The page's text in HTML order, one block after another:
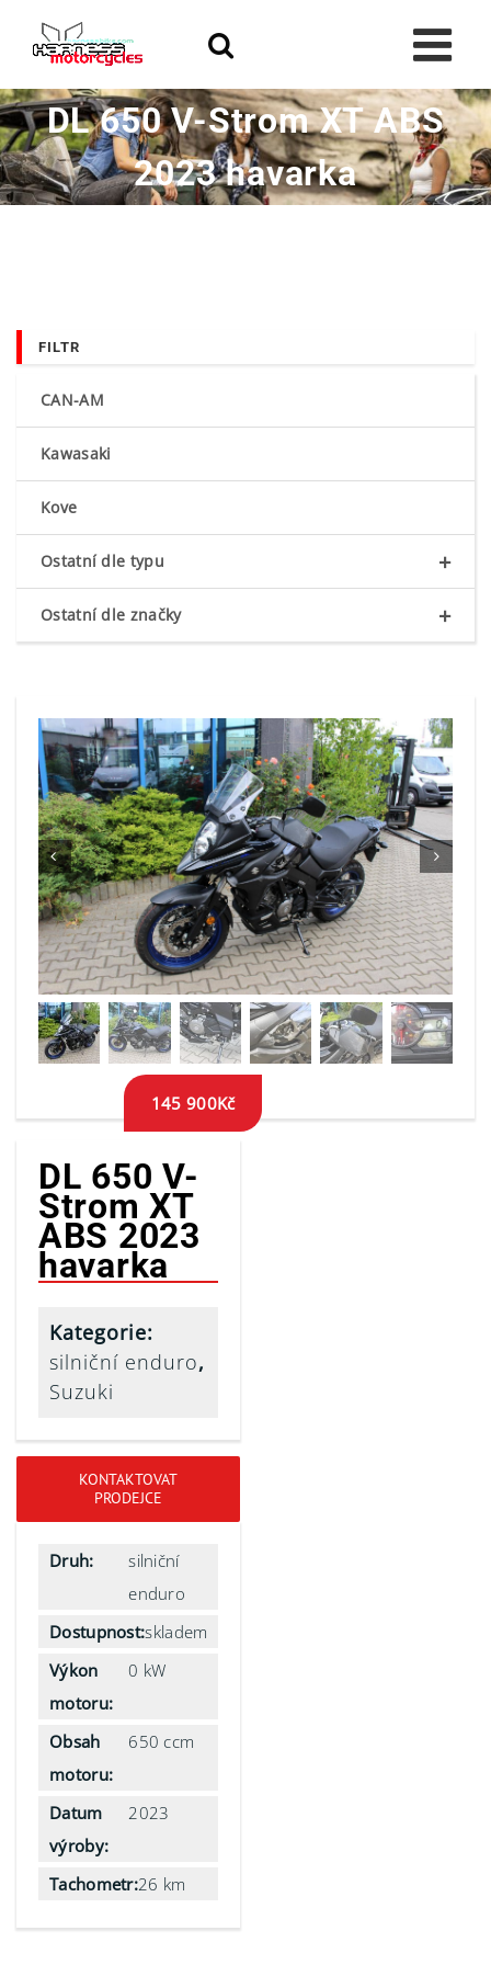
content
DL 650 V-Strom XT ABS
2023 havarka
 
DL 650 V-
Strom XT
ABS 2023
havarka
145 900Kč
Kategorie:
silniční enduro,
Suzuki
KONTAKTOVAT
PRODEJCE
Druh:
silniční
enduro
Dostupnost:skladem
Výkon
motoru:
0 kW
Obsah
motoru:
650 ccm
Datum
výroby:
2023
Tachometr:26 km
FILTR
CAN-AM
Kawasaki
Kove
+
Ostatní dle typu
+
Ostatní dle značky